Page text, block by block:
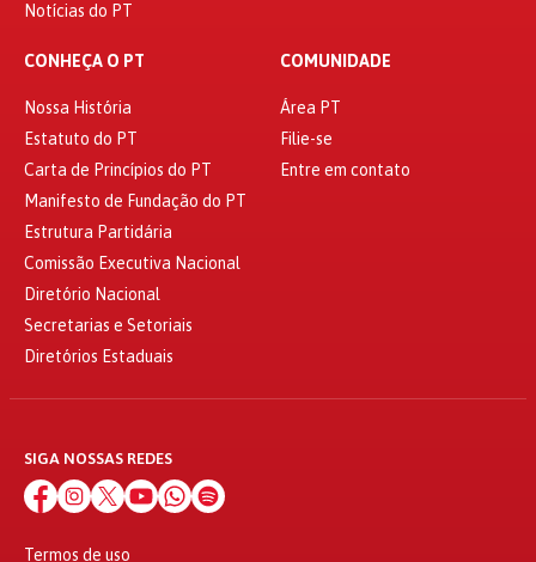
Notícias do PT
CONHEÇA O PT
Nossa História
Estatuto do PT
Carta de Princípios do PT
Manifesto de Fundação do PT
Estrutura Partidária
Comissão Executiva Nacional
Diretório Nacional
Secretarias e Setoriais
Diretórios Estaduais
COMUNIDADE
Área PT
Filie-se
Entre em contato
SIGA NOSSAS REDES
Termos de uso